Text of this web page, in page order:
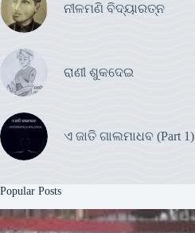
ନୀଳମଣି ବିଦ୍ୟାରତ୍ନ
ରାଣୀ ଶୁକଦେଇ
ଏ ଜାତି ଗାଲମାଧବ (Part 1)
Popular Posts